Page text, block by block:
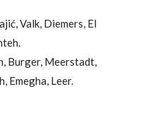
Valk, Diemers, El
Burger, Meerstadt,
Emegha, Leer.